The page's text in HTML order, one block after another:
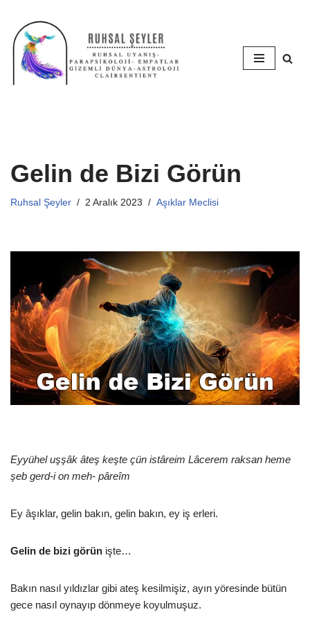
İçeriğe
geç
Gelin de Bizi Görün
Ruhsal Şeyler 2 Aralık 2023 Aşıklar Meclisi
Eyyühel uşşâk âteş keşte çün istâreim Lâcerem raksan heme
şeb gerd-i on meh- pâreîm
Ey âşıklar, gelin bakın, gelin bakın, ey iş erleri.
Gelin de bizi görün işte…
Bakın nasıl yıldızlar gibi ateş kesilmişiz, ayın yöresinde bütün
gece nasıl oynayıp dönmeye koyulmuşuz.